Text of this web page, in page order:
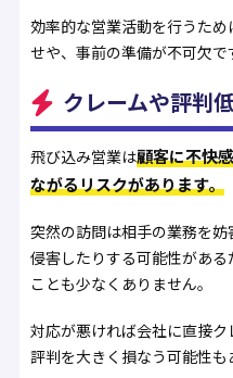
効率的な営業活動を行うた
せや、事前の準備が不可欠で
クレームや評判
飛び込み営業は顧客に不快
ながるリスクがあります。
突然の訪問は相手の業務を
侵害したりする可能性があ
ことも少なくありません。
対応が悪ければ会社に直接
評判を大きく損なう可能性も